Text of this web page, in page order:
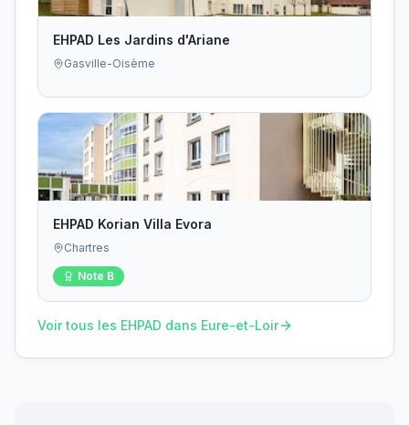
EHPAD Les Jardins d'Ariane
Gasville-Oisème
EHPAD Korian Villa Evora
Chartres
Note B
Voir tous les EHPAD dans Eure-et-Loir